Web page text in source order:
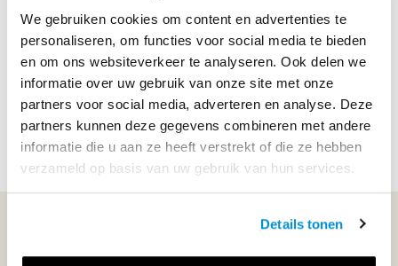
We gebruiken cookies om content en advertenties te
personaliseren, om functies voor social media te bieden
en om ons websiteverkeer te analyseren. Ook delen we
informatie over uw gebruik van onze site met onze
partners voor social media, adverteren en analyse. Deze
partners kunnen deze gegevens combineren met andere
informatie die u aan ze heeft verstrekt of die ze hebben
verzameld op basis van uw gebruik van hun services.
Details tonen
Spreekt dit je aan? Of wil je meer weten over het werk
als eindredacteur? Vul dan het formulier hieronder in en
we nemen contact met je op.
WIJ STAAN VOOR JE KLAAR!